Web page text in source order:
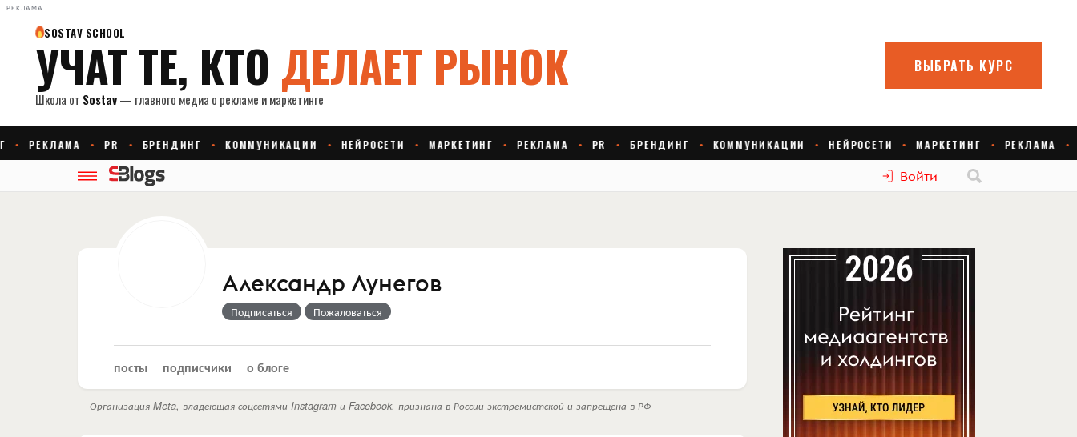
РЕКЛАМА
Войти
Александр Лунегов
Подписаться Пожаловаться
посты подписчики о блоге
Организация Meta, владеющая соцсетями Instagram и Facebook, признана в России экстремистской и запрещена в РФ